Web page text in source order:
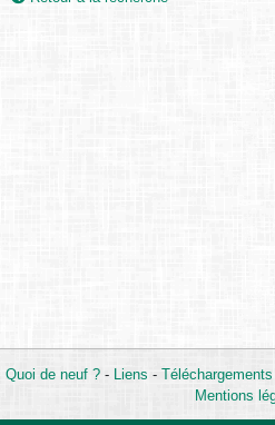
Quoi de neuf ?- Liens - Téléchargements
Mentions